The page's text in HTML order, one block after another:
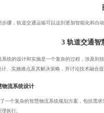
步骤，轨道交通运输可以达到更加智能化和自
3 轨道交通智
系统的设计和实施是一个复杂的过程，涉及到
、实施难点及其解决策略，并讨论技术融合
物流系统设计
一个复杂的智慧物流系统规划方案，包括需
执行。